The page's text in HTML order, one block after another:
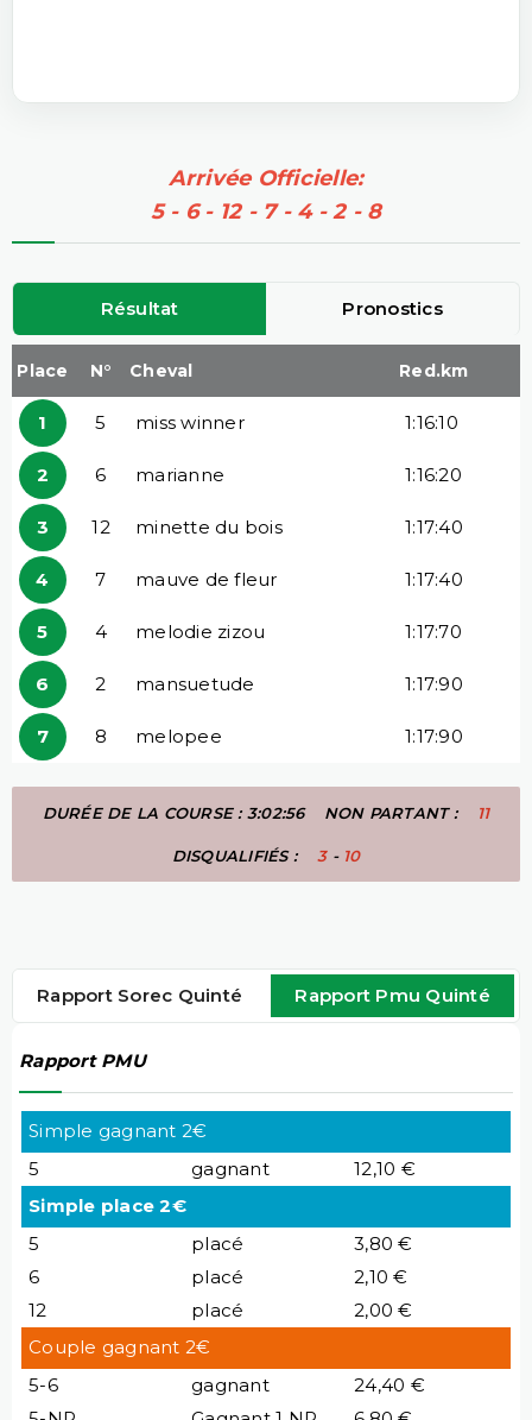
Arrivée Officielle:
5 - 6 - 12 - 7 - 4 - 2 - 8
Résultat Pronostics
Place N° Cheval Red.km
1 5 miss winner 1:16:10
2 6 marianne 1:16:20
3 12 minette du bois 1:17:40
4 7 mauve de fleur 1:17:40
5 4 melodie zizou 1:17:70
6 2 mansuetude 1:17:90
7 8 melopee 1:17:90
DURÉE DE LA COURSE : 3:02:56 NON PARTANT : 11
DISQUALIFIÉS : 3- 10
Rapport Sorec Quinté Rapport Pmu Quinté
Rapport PMU
Simple gagnant 2€
5
gagnant
12,10 €
Simple place 2€
5
placé
3,80 €
6
placé
2,10 €
12
placé
2,00 €
Couple gagnant 2€
5-6
gagnant
24,40 €